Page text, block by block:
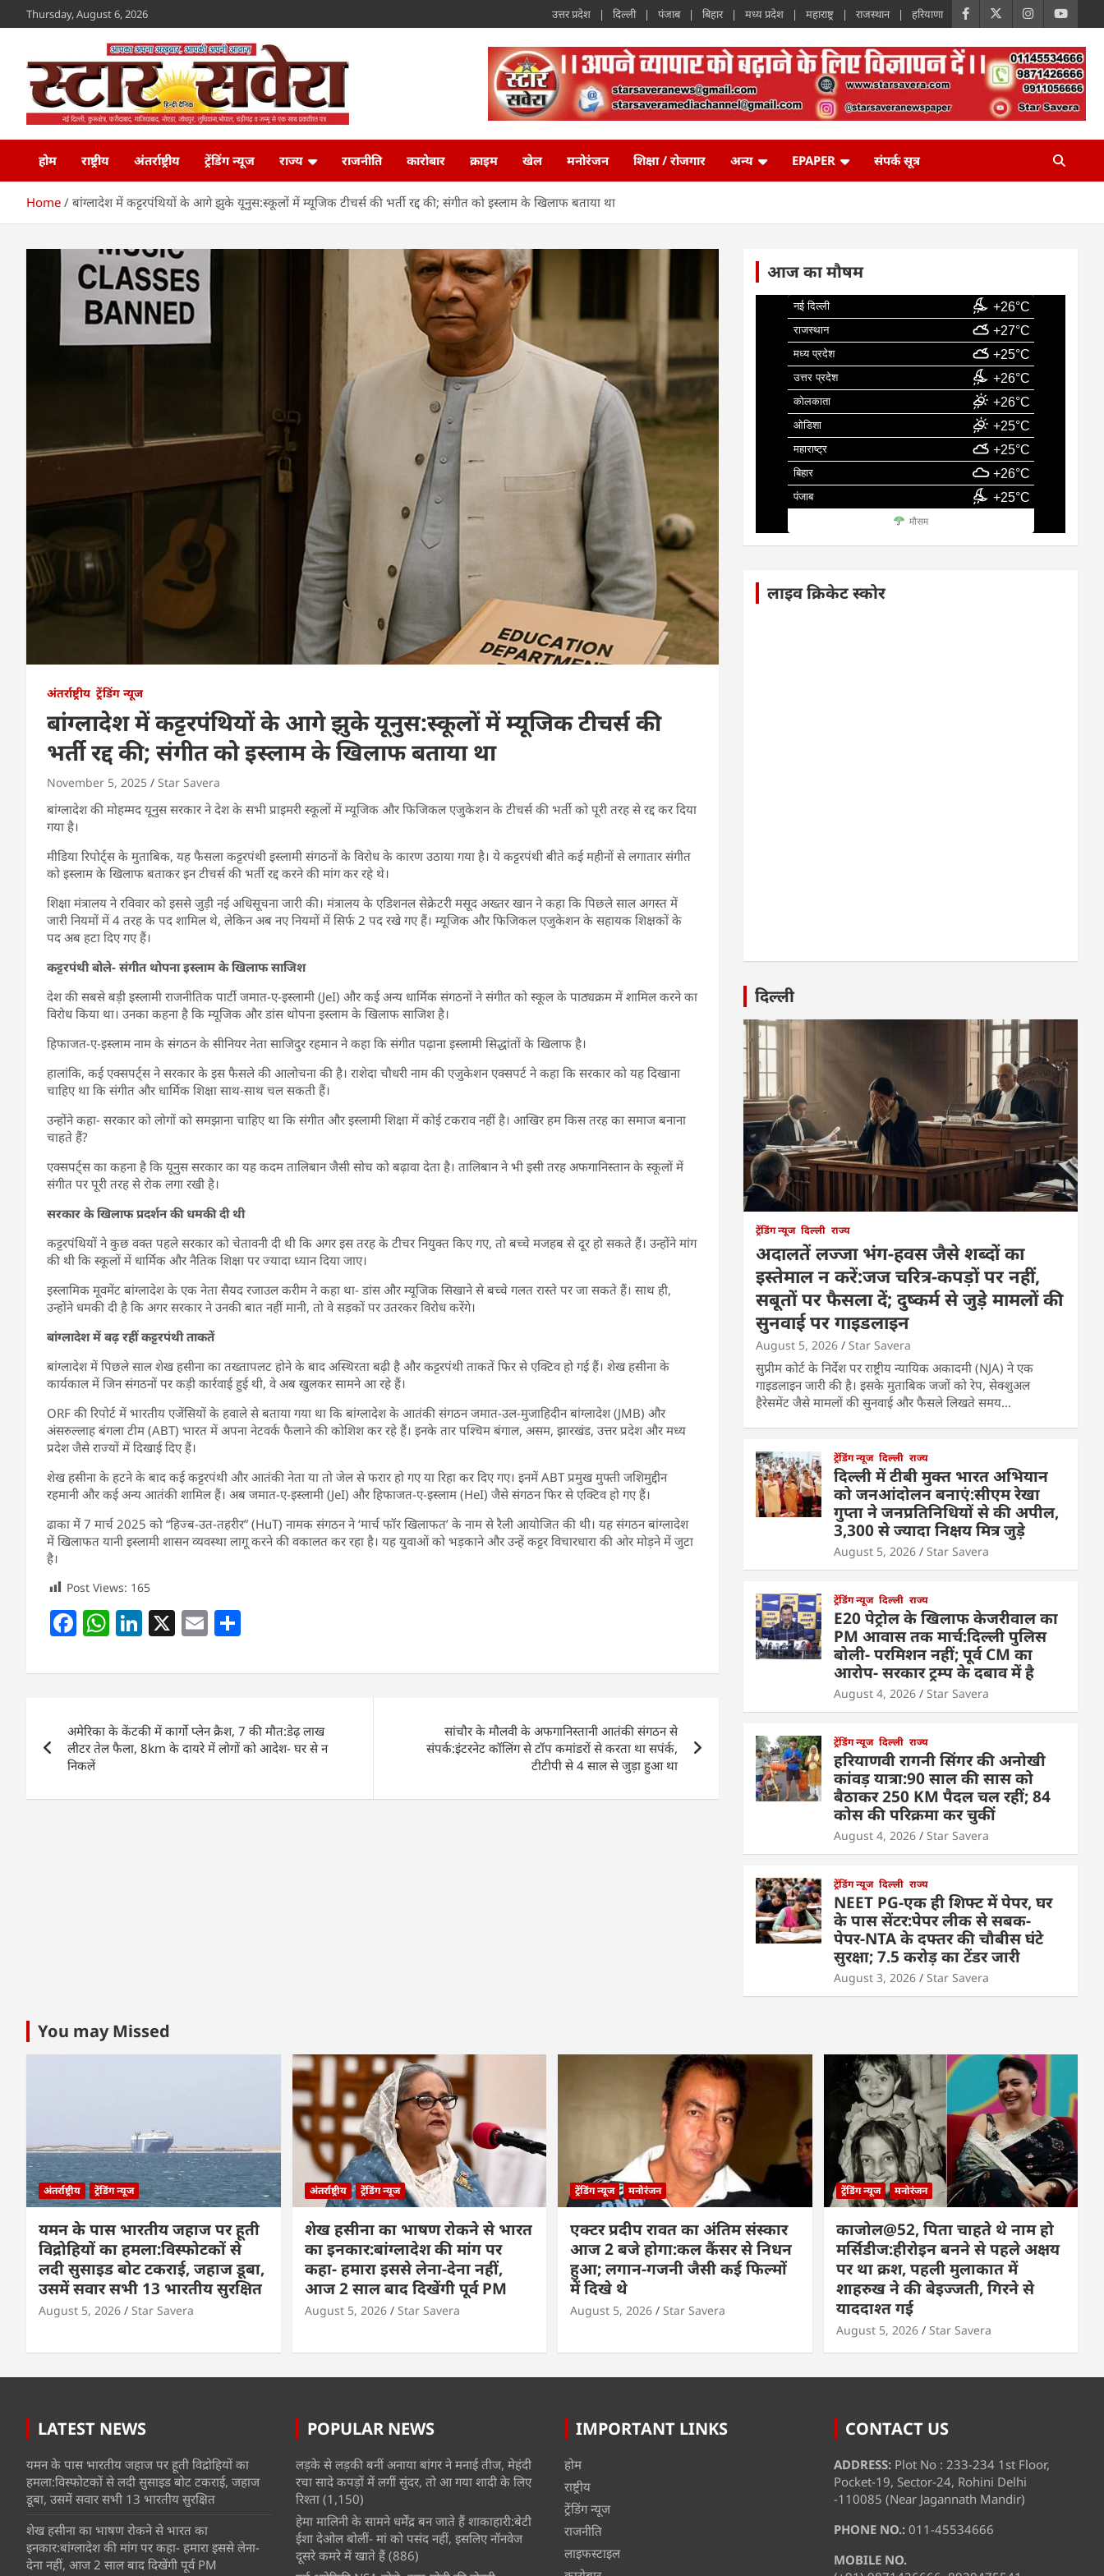
to
Thursday, August 6, 2026 उत्तर प्रदेश दिल्ली पंजाब बिहार मध्य प्रदेश महाराष्ट्र राजस्थान हरियाणा
Star Savera
होम
राष्ट्रीय अंतर्राष्ट्रीय ट्रेंडिंग न्यूज राज्य राजनीति कारोबार क्राइम खेल मनोरंजन शिक्षा / रोजगार अन्य EPAPER संपर्क सूत्र
Home बांग्लादेश में कट्टरपंथियों के आगे झुके यूनुस:स्कूलों में म्यूजिक टीचर्स की भर्ती रद्द की; संगीत को इस्लाम के खिलाफ बताया था
अंतर्राष्ट्रीय ट्रेंडिंग न्यूज
बांग्लादेश में कट्टरपंथियों के आगे झुके यूनुस:स्कूलों में म्यूजिक टीचर्स की
भर्ती रद्द की; संगीत को इस्लाम के खिलाफ बताया था
November 5, 2025 Star Savera
बांग्लादेश की मोहम्मद यूनुस सरकार ने देश के सभी प्राइमरी स्कूलों में म्यूजिक और फिजिकल एजुकेशन के टीचर्स की भर्ती को पूरी तरह से रद्द कर दिया
गया है।
मीडिया रिपोर्ट्स के मुताबिक, यह फैसला कट्टरपंथी इस्लामी संगठनों के विरोध के कारण उठाया गया है। ये कट्टरपंथी बीते कई महीनों से लगातार संगीत
को इस्लाम के खिलाफ बताकर इन टीचर्स की भर्ती रद्द करने की मांग कर रहे थे।
शिक्षा मंत्रालय ने रविवार को इससे जुड़ी नई अधिसूचना जारी की। मंत्रालय के एडिशनल सेक्रेटरी मसूद अख्तर खान ने कहा कि पिछले साल अगस्त में
जारी नियमों में 4 तरह के पद शामिल थे, लेकिन अब नए नियमों में सिर्फ 2 पद रखे गए हैं। म्यूजिक और फिजिकल एजुकेशन के सहायक शिक्षकों के
पद अब हटा दिए गए हैं।
कट्टरपंथी बोले- संगीत थोपना इस्लाम के खिलाफ साजिश
देश की सबसे बड़ी इस्लामी राजनीतिक पार्टी जमात-ए-इस्लामी (JeI) और कई अन्य धार्मिक संगठनों ने संगीत को स्कूल के पाठ्यक्रम में शामिल करने का
विरोध किया था। उनका कहना है कि म्यूजिक और डांस थोपना इस्लाम के खिलाफ साजिश है।
हिफाजत-ए-इस्लाम नाम के संगठन के सीनियर नेता साजिदुर रहमान ने कहा कि संगीत पढ़ाना इस्लामी सिद्धांतों के खिलाफ है।
हालांकि, कई एक्सपर्ट्स ने सरकार के इस फैसले की आलोचना की है। राशेदा चौधरी नाम की एजुकेशन एक्सपर्ट ने कहा कि सरकार को यह दिखाना
चाहिए था कि संगीत और धार्मिक शिक्षा साथ-साथ चल सकती हैं।
उन्होंने कहा- सरकार को लोगों को समझाना चाहिए था कि संगीत और इस्लामी शिक्षा में कोई टकराव नहीं है। आखिर हम किस तरह का समाज बनाना
चाहते हैं?
एक्सपर्ट्स का कहना है कि यूनुस सरकार का यह कदम तालिबान जैसी सोच को बढ़ावा देता है। तालिबान ने भी इसी तरह अफगानिस्तान के स्कूलों में
संगीत पर पूरी तरह से रोक लगा रखी है।
सरकार के खिलाफ प्रदर्शन की धमकी दी थी
कट्टरपंथियों ने कुछ वक्त पहले सरकार को चेतावनी दी थी कि अगर इस तरह के टीचर नियुक्त किए गए, तो बच्चे मजहब से दूर हो सकते हैं। उन्होंने मांग
की थी कि स्कूलों में धार्मिक और नैतिक शिक्षा पर ज्यादा ध्यान दिया जाए।
इस्लामिक मूवमेंट बांग्लादेश के एक नेता सैयद रजाउल करीम ने कहा था- डांस और म्यूजिक सिखाने से बच्चे गलत रास्ते पर जा सकते हैं। साथ ही,
उन्होंने धमकी दी है कि अगर सरकार ने उनकी बात नहीं मानी, तो वे सड़कों पर उतरकर विरोध करेंगे।
बांग्लादेश में बढ़ रहीं कट्टरपंथी ताकतें
बांग्लादेश में पिछले साल शेख हसीना का तख्तापलट होने के बाद अस्थिरता बढ़ी है और कट्टरपंथी ताकतें फिर से एक्टिव हो गई हैं। शेख हसीना के
कार्यकाल में जिन संगठनों पर कड़ी कार्रवाई हुई थी, वे अब खुलकर सामने आ रहे हैं।
ORF की रिपोर्ट में भारतीय एजेंसियों के हवाले से बताया गया था कि बांग्लादेश के आतंकी संगठन जमात-उल-मुजाहिदीन बांग्लादेश (JMB) और
अंसरुल्लाह बंगला टीम (ABT) भारत में अपना नेटवर्क फैलाने की कोशिश कर रहे हैं। इनके तार पश्चिम बंगाल, असम, झारखंड, उत्तर प्रदेश और मध्य
प्रदेश जैसे राज्यों में दिखाई दिए हैं।
शेख हसीना के हटने के बाद कई कट्टरपंथी और आतंकी नेता या तो जेल से फरार हो गए या रिहा कर दिए गए। इनमें ABT प्रमुख मुफ्ती जशिमुद्दीन
रहमानी और कई अन्य आतंकी शामिल हैं। अब जमात-ए-इस्लामी (JeI) और हिफाजत-ए-इस्लाम (HeI) जैसे संगठन फिर से एक्टिव हो गए हैं।
ढाका में 7 मार्च 2025 को “हिज्ब-उत-तहरीर” (HuT) नामक संगठन ने ‘मार्च फॉर खिलाफत’ के नाम से रैली आयोजित की थी। यह संगठन बांग्लादेश
में खिलाफत यानी इस्लामी शासन व्यवस्था लागू करने की वकालत कर रहा है। यह युवाओं को भड़काने और उन्हें कट्टर विचारधारा की ओर मोड़ने में जुटा
है।​​​​​​
Post Views: 165
F
c
b
o
o
k
W
at
A
p
Li
k
dI
n
X E
ai ar
navigation
अमेरिका के केंटकी में कार्गो प्लेन क्रैश, 7 की मौत:डेढ़ लाख
लीटर तेल फैला, 8km के दायरे में लोगों को आदेश- घर से न
निकलें
सांचौर के मौलवी के अफगानिस्तानी आतंकी संगठन से
संपर्क:इंटरनेट कॉलिंग से टॉप कमांडरों से करता था सपंर्क,
टीटीपी से 4 साल से जुड़ा हुआ था
आज का मौषम
नई दिल्ली +26°C
राजस्थान +27°C
मध्य प्रदेश +25°C
उत्तर प्रदेश +26°C
कोलकाता +26°C
ओडिशा +25°C
महाराष्ट्र +25°C
बिहार +26°C
पंजाब +25°C
मौसम
लाइव क्रिकेट स्कोर
दिल्ली
ट्रेंडिंग न्यूज दिल्ली राज्य
अदालतें लज्जा भंग-हवस जैसे शब्दों का
इस्तेमाल न करें:जज चरित्र-कपड़ों पर नहीं,
सबूतों पर फैसला दें; दुष्कर्म से जुड़े मामलों की
सुनवाई पर गाइडलाइन
August 5, 2026 Star Savera
सुप्रीम कोर्ट के निर्देश पर राष्ट्रीय न्यायिक अकादमी (NJA) ने एक
गाइडलाइन जारी की है। इसके मुताबिक जजों को रेप, सेक्शुअल
हैरेसमेंट जैसे मामलों की सुनवाई और फैसले लिखते समय…
ट्रेंडिंग न्यूज दिल्ली राज्य
दिल्ली में टीबी मुक्त भारत अभियान
को जनआंदोलन बनाएं:सीएम रेखा
गुप्ता ने जनप्रतिनिधियों से की अपील,
3,300 से ज्यादा निक्षय मित्र जुड़े
August 5, 2026 Star Savera
ट्रेंडिंग न्यूज दिल्ली राज्य
E20 पेट्रोल के खिलाफ केजरीवाल का
PM आवास तक मार्च:दिल्ली पुलिस
बोली- परमिशन नहीं; पूर्व CM का
आरोप- सरकार ट्रम्प के दबाव में है
August 4, 2026 Star Savera
ट्रेंडिंग न्यूज दिल्ली राज्य
हरियाणवी रागनी सिंगर की अनोखी
कांवड़ यात्रा:90 साल की सास को
बैठाकर 250 KM पैदल चल रहीं; 84
कोस की परिक्रमा कर चुकीं
August 4, 2026 Star Savera
ट्रेंडिंग न्यूज दिल्ली राज्य
NEET PG-एक ही शिफ्ट में पेपर, घर
के पास सेंटर:पेपर लीक से सबक-
पेपर-NTA के दफ्तर की चौबीस घंटे
सुरक्षा; 7.5 करोड़ का टेंडर जारी
August 3, 2026 Star Savera
You may Missed
अंतर्राष्ट्रीय ट्रेंडिंग न्यूज
यमन के पास भारतीय जहाज पर हूती
विद्रोहियों का हमला:विस्फोटकों से
लदी सुसाइड बोट टकराई, जहाज डूबा,
उसमें सवार सभी 13 भारतीय सुरक्षित
August 5, 2026 Star Savera
अंतर्राष्ट्रीय ट्रेंडिंग न्यूज
शेख हसीना का भाषण रोकने से भारत
का इनकार:बांग्लादेश की मांग पर
कहा- हमारा इससे लेना-देना नहीं,
आज 2 साल बाद दिखेंगी पूर्व PM
August 5, 2026 Star Savera
ट्रेंडिंग न्यूज मनोरंजन
एक्टर प्रदीप रावत का अंतिम संस्कार
आज 2 बजे होगा:कल कैंसर से निधन
हुआ; लगान-गजनी जैसी कई फिल्मों
में दिखे थे
August 5, 2026 Star Savera
ट्रेंडिंग न्यूज मनोरंजन
काजोल@52, पिता चाहते थे नाम हो
मर्सिडीज:हीरोइन बनने से पहले अक्षय
पर था क्रश, पहली मुलाकात में
शाहरुख ने की बेइज्जती, गिरने से
याददाश्त गई
August 5, 2026 Star Savera
LATEST NEWS
यमन के पास भारतीय जहाज पर हूती विद्रोहियों का
हमला:विस्फोटकों से लदी सुसाइड बोट टकराई, जहाज
डूबा, उसमें सवार सभी 13 भारतीय सुरक्षित
शेख हसीना का भाषण रोकने से भारत का
इनकार:बांग्लादेश की मांग पर कहा- हमारा इससे लेना-
देना नहीं, आज 2 साल बाद दिखेंगी पूर्व PM
POPULAR NEWS
लड़के से लड़की बनीं अनाया बांगर ने मनाई तीज, मेहंदी
रचा सादे कपड़ों में लगीं सुंदर, तो आ गया शादी के लिए
रिश्ता (1,150)
हेमा मालिनी के सामने धर्मेंद्र बन जाते हैं शाकाहारी:बेटी
ईशा देओल बोलीं- मां को पसंद नहीं, इसलिए नॉनवेज
दूसरे कमरे में खाते हैं (886)
IMPORTANT LINKS
होम
राष्ट्रीय
ट्रेंडिंग न्यूज
राजनीति
लाइफस्टाइल
CONTACT US
ADDRESS: Plot No : 233-234 1st Floor,
Pocket-19, Sector-24, Rohini Delhi
-110085 (Near Jagannath Mandir)
PHONE NO.: 011-45534666
MOBILE NO.